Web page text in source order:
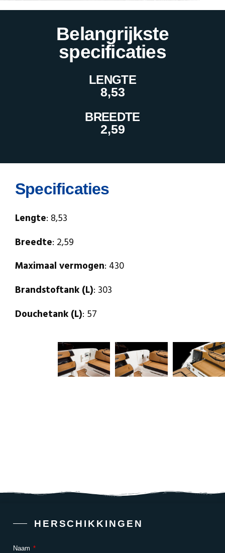
Belangrijkste
specificaties
LENGTE
8,53
BREEDTE
2,59
Specificaties
Lengte: 8,53
Breedte: 2,59
Maximaal vermogen: 430
Brandstoftank (L): 303
Douchetank (L): 57
HERSCHIKKINGEN
Naam